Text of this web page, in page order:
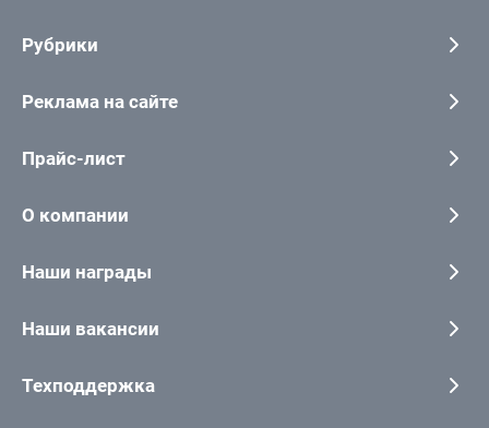
Рубрики
Реклама на сайте
Прайс-лист
О компании
Наши награды
Наши вакансии
Техподдержка